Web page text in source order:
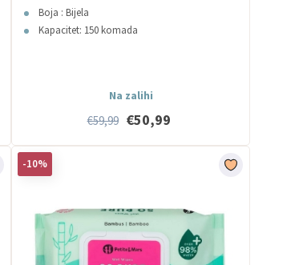
Boja : Bijela
Kapacitet: 150 komada
Na zalihi
€59,99 €50,99
-10%